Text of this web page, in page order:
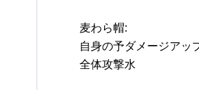
麦わら帽:
自身の予ダメージアッ
全体攻撃水